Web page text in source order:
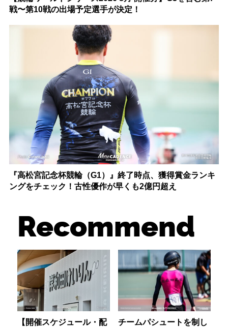
戦〜第10戦の出場予定選手が決定！
『高松宮記念杯競輪（G1）』終了時点、獲得賞金ランキ
ングをチェック！古性優作が早くも2億円超え
Recommend
【開催スケジュール・配
チームパシュートを制し